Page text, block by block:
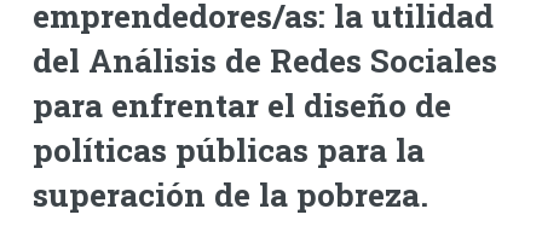
emprendedores/as: la utilidad
del Análisis de Redes Sociales
para enfrentar el diseño de
políticas públicas para la
superación de la pobreza.